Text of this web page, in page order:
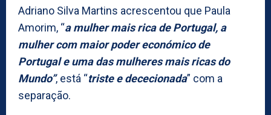
Adriano Silva Martins acrescentou que Paula
Amorim, “a mulher mais rica de Portugal, a
mulher com maior poder económico de
Portugal e uma das mulheres mais ricas do
Mundo”, está “triste e dececionada” com a
separação.